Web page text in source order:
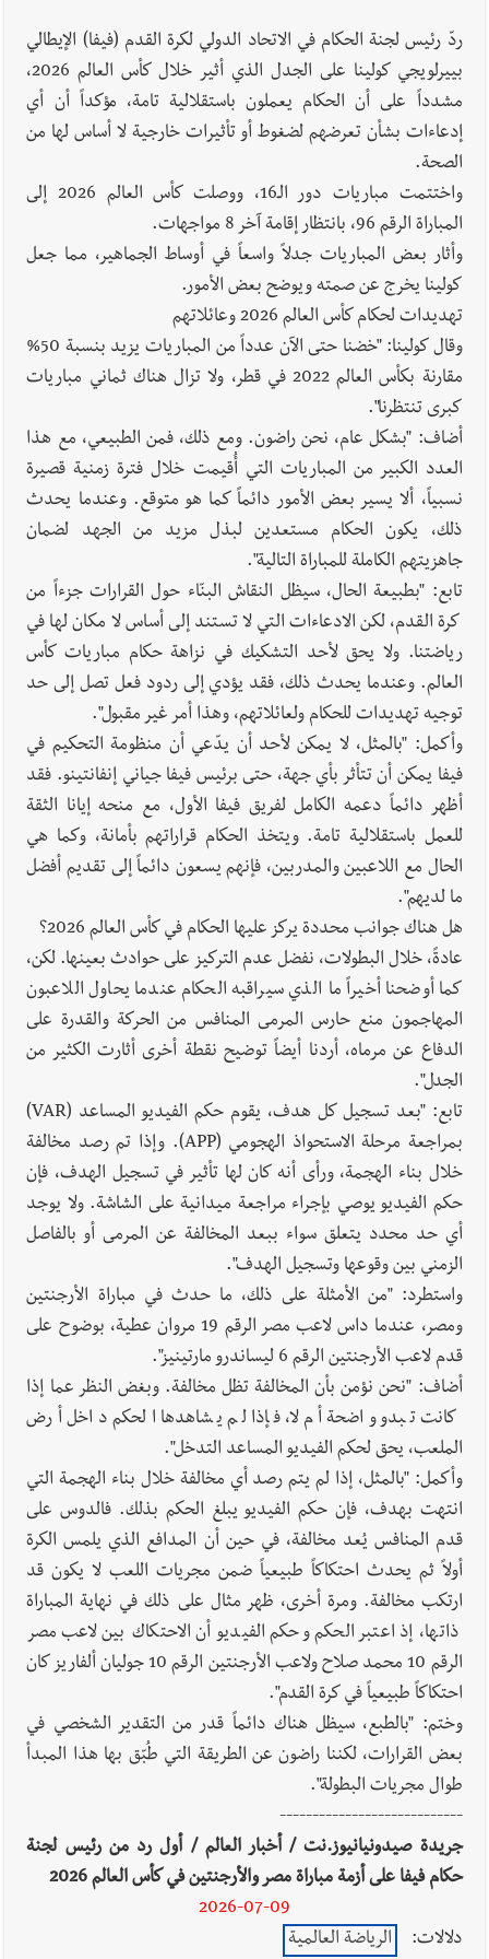
ردّ رئيس لجنة الحكام في الاتحاد الدولي لكرة القدم (فيفا) الإيطالي
بييرلويجي كولينا على الجدل الذي أثير خلال كأس العالم 2026،
مشدداً على أن الحكام يعملون باستقلالية تامة، مؤكداً أن أي
إدعاءات بشأن تعرضهم لضغوط أو تأثيرات خارجية لا أساس لها من
الصحة.
واختتمت مباريات دور الـ16، ووصلت كأس العالم 2026 إلى
المباراة الرقم 96، بانتظار إقامة آخر 8 مواجهات.
وأثار بعض المباريات جدلاً واسعاً في أوساط الجماهير، مما جعل
كولينا يخرج عن صمته ويوضح بعض الأمور.
تهديدات لحكام كأس العالم 2026 وعائلاتهم
وقال كولينا: "خضنا حتى الآن عدداً من المباريات يزيد بنسبة 50%
مقارنة بكأس العالم 2022 في قطر، ولا تزال هناك ثماني مباريات
كبرى تنتظرنا".
أضاف: "بشكل عام، نحن راضون. ومع ذلك، فمن الطبيعي، مع هذا
العدد الكبير من المباريات التي أُقيمت خلال فترة زمنية قصيرة
نسبياً، ألا يسير بعض الأمور دائماً كما هو متوقع. وعندما يحدث
ذلك، يكون الحكام مستعدين لبذل مزيد من الجهد لضمان
جاهزيتهم الكاملة للمباراة التالية".
تابع: "بطبيعة الحال، سيظل النقاش البنّاء حول القرارات جزءاً من
كرة القدم، لكن الادعاءات التي لا تستند إلى أساس لا مكان لها في
رياضتنا. ولا يحق لأحد التشكيك في نزاهة حكام مباريات كأس
العالم. وعندما يحدث ذلك، فقد يؤدي إلى ردود فعل تصل إلى حد
توجيه تهديدات للحكام ولعائلاتهم، وهذا أمر غير مقبول".
وأكمل: "بالمثل، لا يمكن لأحد أن يدّعي أن منظومة التحكيم في
فيفا يمكن أن تتأثر بأي جهة، حتى برئيس فيفا جياني إنفانتينو. فقد
أظهر دائماً دعمه الكامل لفريق فيفا الأول، مع منحه إيانا الثقة
للعمل باستقلالية تامة. ويتخذ الحكام قراراتهم بأمانة، وكما هي
الحال مع اللاعبين والمدربين، فإنهم يسعون دائماً إلى تقديم أفضل
ما لديهم".
هل هناك جوانب محددة يركز عليها الحكام في كأس العالم 2026؟
عادةً، خلال البطولات، نفضل عدم التركيز على حوادث بعينها. لكن،
كما أوضحنا أخيراً ما الذي سيراقبه الحكام عندما يحاول اللاعبون
المهاجمون منع حارس المرمى المنافس من الحركة والقدرة على
الدفاع عن مرماه، أردنا أيضاً توضيح نقطة أخرى أثارت الكثير من
الجدل".
تابع: "بعد تسجيل كل هدف، يقوم حكم الفيديو المساعد (VAR)
بمراجعة مرحلة الاستحواذ الهجومي (APP). وإذا تم رصد مخالفة
خلال بناء الهجمة، ورأى أنه كان لها تأثير في تسجيل الهدف، فإن
حكم الفيديو يوصي بإجراء مراجعة ميدانية على الشاشة. ولا يوجد
أي حد محدد يتعلق سواء ببعد المخالفة عن المرمى أو بالفاصل
الزمني بين وقوعها وتسجيل الهدف".
واستطرد: "من الأمثلة على ذلك، ما حدث في مباراة الأرجنتين
ومصر، عندما داس لاعب مصر الرقم 19 مروان عطية، بوضوح على
قدم لاعب الأرجنتين الرقم 6 ليساندرو مارتينيز".
أضاف: "نحن نؤمن بأن المخالفة تظل مخالفة. وبغض النظر عما إذا
كانت تبدو واضحة أم لا، فإذا لم يشاهدها الحكم داخل أرض
الملعب، يحق لحكم الفيديو المساعد التدخل".
وأكمل: "بالمثل، إذا لم يتم رصد أي مخالفة خلال بناء الهجمة التي
انتهت بهدف، فإن حكم الفيديو يبلغ الحكم بذلك. فالدوس على
قدم المنافس يُعد مخالفة، في حين أن المدافع الذي يلمس الكرة
أولاً ثم يحدث احتكاكاً طبيعياً ضمن مجريات اللعب لا يكون قد
ارتكب مخالفة. ومرة أخرى، ظهر مثال على ذلك في نهاية المباراة
ذاتها، إذ اعتبر الحكم وحكم الفيديو أن الاحتكاك بين لاعب مصر
الرقم 10 محمد صلاح ولاعب الأرجنتين الرقم 10 جوليان ألفاريز كان
احتكاكاً طبيعياً في كرة القدم".
وختم: "بالطبع، سيظل هناك دائماً قدر من التقدير الشخصي في
بعض القرارات، لكننا راضون عن الطريقة التي طُبّق بها هذا المبدأ
طوال مجريات البطولة".
----------------------------
جريدة صيدونيانيوز.نت / أخبار العالم / أول رد من رئيس لجنة
حكام فيفا على أزمة مباراة مصر والأرجنتين في كأس العالم 2026
2026-07-09
دلالات:
الرياضة العالمية